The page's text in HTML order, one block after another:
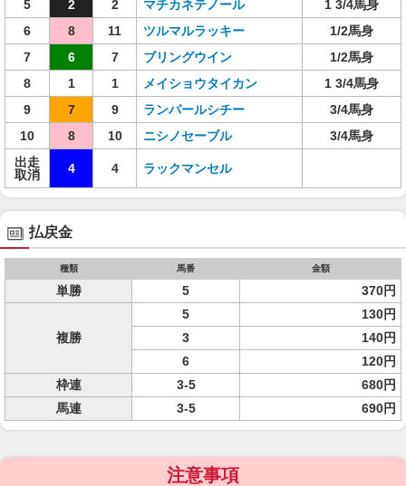
5
2 2 マチカネテノール
1 3/4馬身
6
8 11 ツルマルラッキー
1/2馬身
7
6 7 ブリングウイン
1/2馬身
8
1 1 メイショウタイカン
1 3/4馬身
9
7 9 ランパールシチー
3/4馬身
10
8 10 ニシノセーブル
3/4馬身
出走
取消
4 4 ラックマンセル
払戻金
種類 馬番 金額
単勝 5 370円
複勝
5
130円
3
140円
6
120円
枠連
3-5
680円
馬連
3-5 690円
注意事項